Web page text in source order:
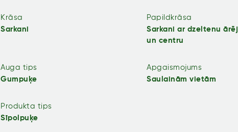
Krāsa
Sarkani
Papildkrāsa
Sarkani ar dzeltenu
un centru
Auga tips
Gumpuķe
Apgaismojums
Saulainām vietām
Produkta tips
Sīpolpuķe